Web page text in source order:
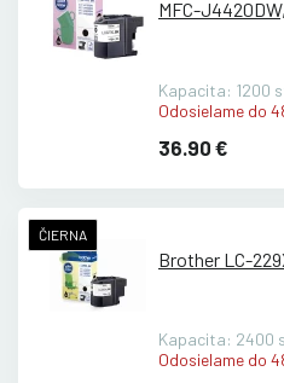
MFC-
Kapacita: 1200
Odosielame do
36.90 €
ČIERNA
Brother LC-
Kapacita: 2400
Odosielame do